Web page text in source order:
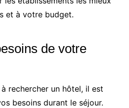
et à votre budget.
de votre
rechercher un hôtel, il est
besoins durant le séjour.